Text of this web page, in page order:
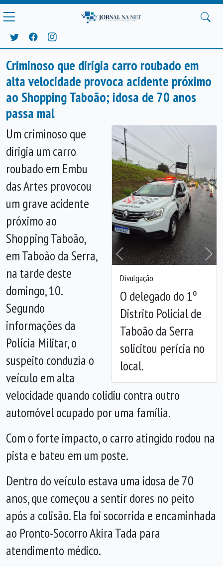
Criminoso que dirigia carro roubado em
alta velocidade provoca acidente próximo
ao Shopping Taboão; idosa de 70 anos
passa mal
Divulgação
O delegado do 1º
Distrito Policial de
Taboão da Serra
solicitou perícia no
local.
Anterior
Um criminoso que
dirigia um carro
roubado em Embu
das Artes provocou
um grave acidente
próximo ao
Shopping Taboão,
em Taboão da Serra,
na tarde deste
domingo, 10.
Segundo
informações da
Polícia Militar, o
suspeito conduzia o
veículo em alta
velocidade quando colidiu contra outro
automóvel ocupado por uma família.
Com o forte impacto, o carro atingido rodou na
pista e bateu em um poste.
Dentro do veículo estava uma idosa de 70
anos, que começou a sentir dores no peito
após a colisão. Ela foi socorrida e encaminhada
ao Pronto-Socorro Akira Tada para
atendimento médico.